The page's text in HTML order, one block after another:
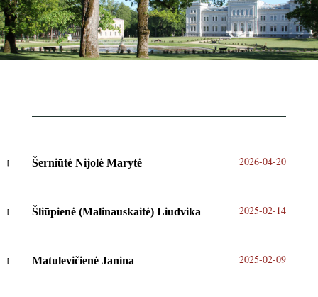
Šerniūtė Nijolė Marytė 2026-04-20
Šliūpienė (Malinauskaitė) Liudvika 2025-02-14
Matulevičienė Janina 2025-02-09